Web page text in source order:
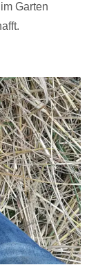
Garten